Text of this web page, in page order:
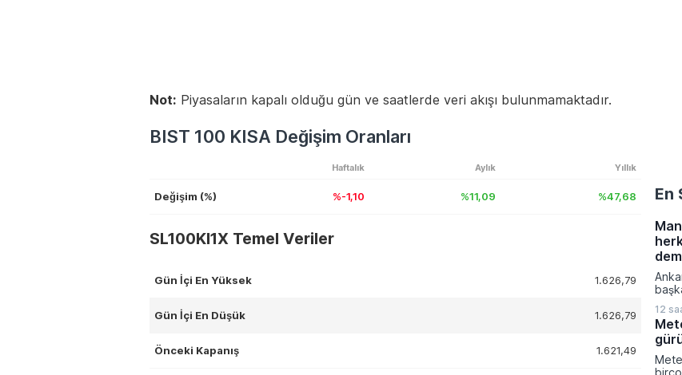
Not: Piyasaların kapalı olduğu gün ve saatlerde veri akışı bulunmamaktadır.
BIST 100 KISA Değişim Oranları
Haftalık Aylık Yıllık
Değişim (%) %-1,10 %11,09 %47,68
SL100KI1X Temel Veriler
Gün İçi En Yüksek 1.626,79
Gün İçi En Düşük 1.626,79
Önceki Kapanış 1.621,49
En
dair
12